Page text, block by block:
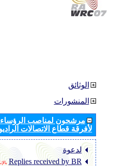
الوثائق
المنشورات
مرشحون لمناصب الرؤساء
لأفرقة قطاع الاتصالات
لدعوة
Replies received by BR